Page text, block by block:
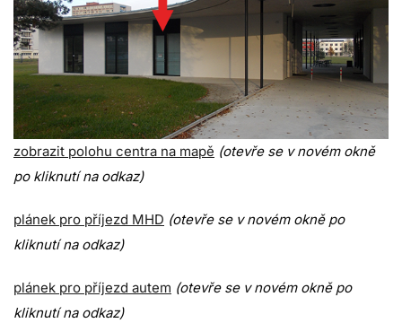
zobrazit polohu centra na mapě (otevře se v novém okně
po kliknutí na odkaz)
plánek pro příjezd MHD (otevře se v novém okně po
kliknutí na odkaz)
plánek pro příjezd autem (otevře se v novém okně po
kliknutí na odkaz)